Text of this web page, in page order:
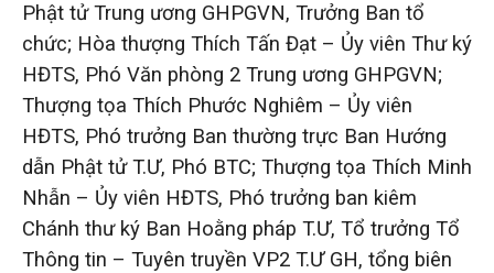
Phật tử Trung ương GHPGVN, Trưởng Ban tổ
chức; Hòa thượng Thích Tấn Đạt – Ủy viên Thư ký
HĐTS, Phó Văn phòng 2 Trung ương GHPGVN;
Thượng tọa Thích Phước Nghiêm – Ủy viên
HĐTS, Phó trưởng Ban thường trực Ban Hướng
dẫn Phật tử T.Ư, Phó BTC; Thượng tọa Thích Minh
Nhẫn – Ủy viên HĐTS, Phó trưởng ban kiêm
Chánh thư ký Ban Hoằng pháp T.Ư, Tổ trưởng Tổ
Thông tin – Tuyên truyền VP2 T.Ư GH, tổng biên